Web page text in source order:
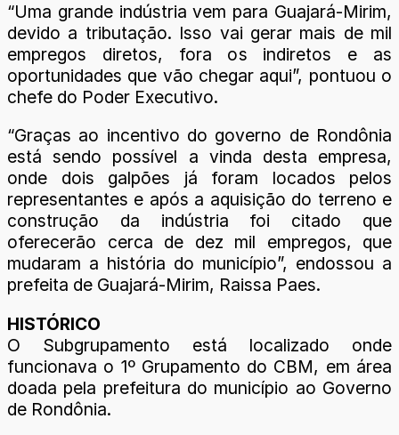
“Uma grande indústria vem para Guajará-Mirim,
devido a tributação. Isso vai gerar mais de mil
empregos diretos, fora os indiretos e as
oportunidades que vão chegar aqui”, pontuou o
chefe do Poder Executivo.
“Graças ao incentivo do governo de Rondônia
está sendo possível a vinda desta empresa,
onde dois galpões já foram locados pelos
representantes e após a aquisição do terreno e
construção da indústria foi citado que
oferecerão cerca de dez mil empregos, que
mudaram a história do município”, endossou a
prefeita de Guajará-Mirim, Raissa Paes.
HISTÓRICO
O Subgrupamento está localizado onde
funcionava o 1º Grupamento do CBM, em área
doada pela prefeitura do município ao Governo
de Rondônia.